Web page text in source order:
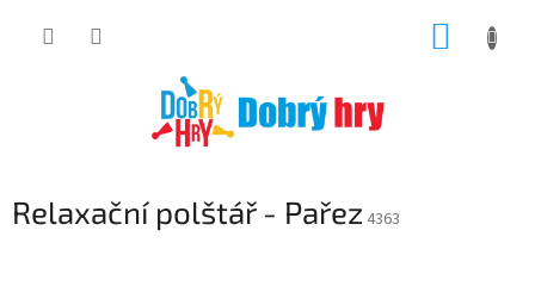
Relaxační polštář - Pařez 4363